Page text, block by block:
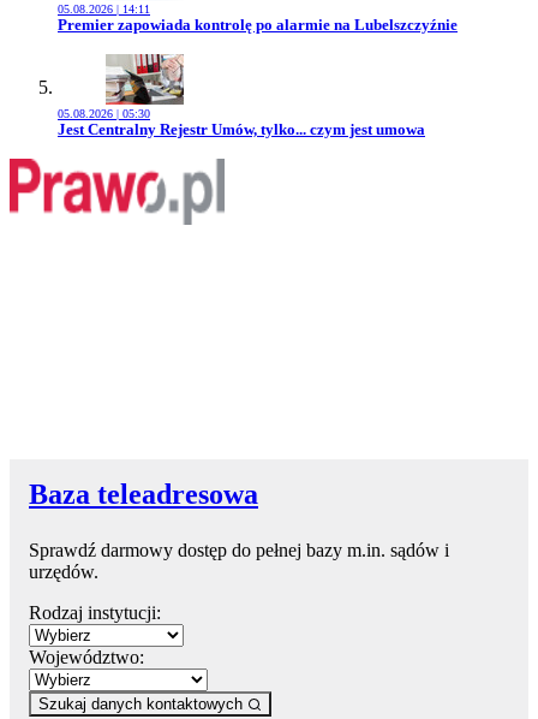
05.08.2026 | 14:11
Przejdź do artykułu:
Premier zapowiada kontrolę po alarmie na Lubelszczyźnie
05.08.2026 | 05:30
Przejdź do artykułu:
Jest Centralny Rejestr Umów, tylko... czym jest umowa
Baza teleadresowa
Sprawdź darmowy dostęp do pełnej bazy m.in. sądów i
urzędów.
Rodzaj instytucji:
Województwo:
Szukaj danych kontaktowych